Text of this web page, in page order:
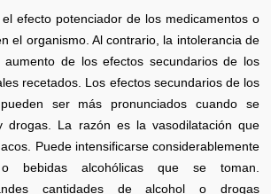
efecto potenciador de los medicamentos o
el organismo. Al contrario, la intolerancia de
de los efectos secundarios de los
recetados. Los efectos secundarios de los
ser más pronunciados cuando se
drogas. La razón es la vasodilatación que
Puede intensificarse considerablemente
bebidas alcohólicas que se toman.
cantidades de alcohol o drogas